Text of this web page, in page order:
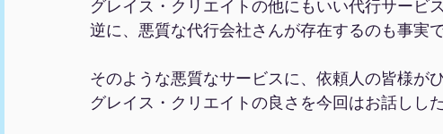
グレイス・クリエイトの他にもいい代行サービ
逆に、悪質な代行会社さんが存在するのも事実で
そのような悪質なサービスに、依頼人の皆様が
グレイス・クリエイトの良さを今回はお話しし